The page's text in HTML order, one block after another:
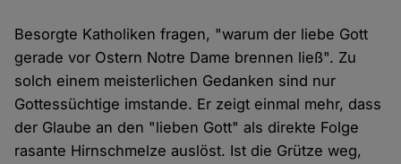
Besorgte Katholiken fragen, "warum der liebe Gott
gerade vor Ostern Notre Dame brennen ließ". Zu
solch einem meisterlichen Gedanken sind nur
Gottessüchtige imstande. Er zeigt einmal mehr, dass
der Glaube an den "lieben Gott" als direkte Folge
rasante Hirnschmelze auslöst. Ist die Grütze weg,